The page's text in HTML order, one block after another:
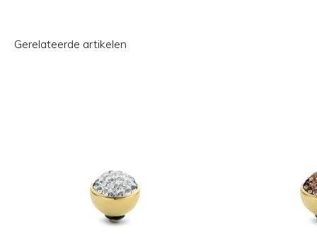
Gerelateerde artikelen